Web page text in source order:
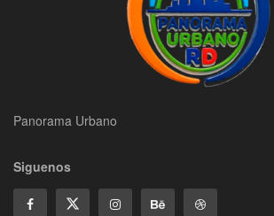
Panorama Urbano
Siguenos